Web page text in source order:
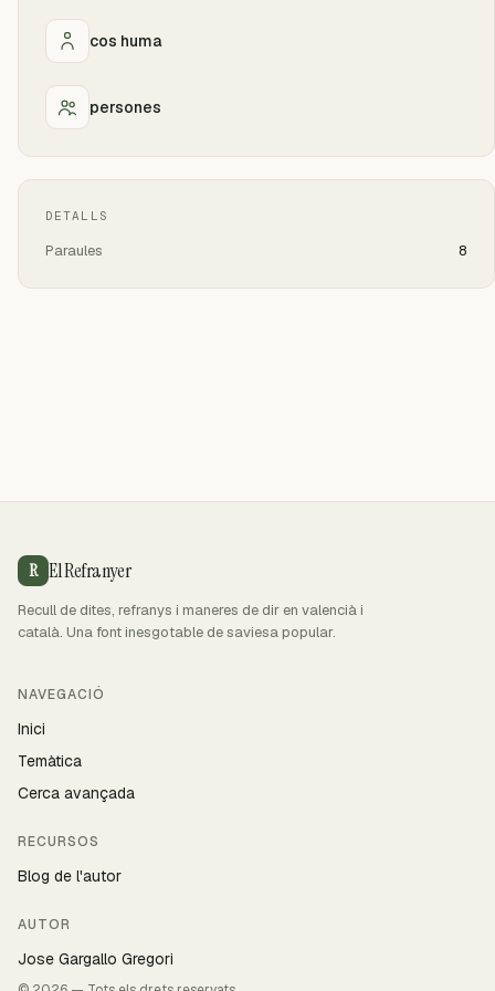
cos huma
persones
DETALLS
Paraules 8
R El Refranyer
Recull de dites, refranys i maneres de dir en valencià i
català. Una font inesgotable de saviesa popular.
NAVEGACIÓ
Inici
Temàtica
Cerca avançada
RECURSOS
Blog de l'autor
AUTOR
Jose Gargallo Gregori